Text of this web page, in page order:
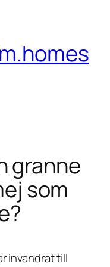
granne
som
invandrat till